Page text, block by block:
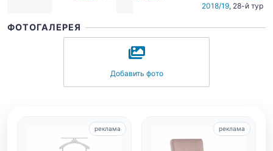
2018/19, 28-й тур
ФОТОГАЛЕРЕЯ
Добавить фото
реклама реклама